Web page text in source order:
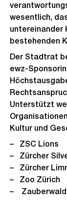
wesentlich,
untereinander
bestehenden
Der Stadtrat
ewz-
Unterstützt
Kultur und
ZSC Lions
Zürcher
Zürcher
Zoo Zürich